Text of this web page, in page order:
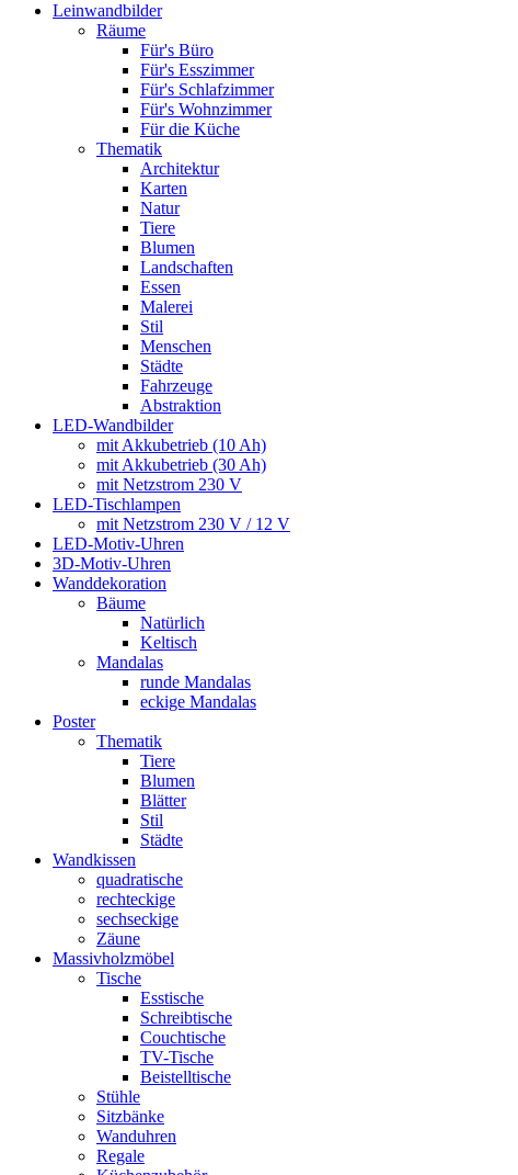
Leinwandbilder
Räume
Für's Büro
Für's Esszimmer
Für's Schlafzimmer
Für's Wohnzimmer
Für die Küche
Thematik
Architektur
Karten
Natur
Tiere
Blumen
Landschaften
Essen
Malerei
Stil
Menschen
Städte
Fahrzeuge
Abstraktion
LED-Wandbilder
mit Akkubetrieb (10 Ah)
mit Akkubetrieb (30 Ah)
mit Netzstrom 230 V
LED-Tischlampen
mit Netzstrom 230 V / 12 V
LED-Motiv-Uhren
3D-Motiv-Uhren
Wanddekoration
Bäume
Natürlich
Keltisch
Mandalas
runde Mandalas
eckige Mandalas
Poster
Thematik
Tiere
Blumen
Blätter
Stil
Städte
Wandkissen
quadratische
rechteckige
sechseckige
Zäune
Massivholzmöbel
Tische
Esstische
Schreibtische
Couchtische
TV-Tische
Beistelltische
Stühle
Sitzbänke
Wanduhren
Regale